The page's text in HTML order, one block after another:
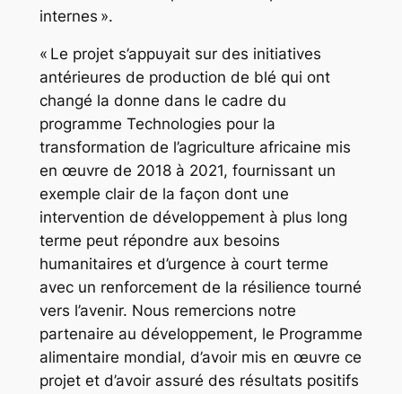
internes ».
« Le projet s’appuyait sur des initiatives
antérieures de production de blé qui ont
changé la donne dans le cadre du
programme Technologies pour la
transformation de l’agriculture africaine mis
en œuvre de 2018 à 2021, fournissant un
exemple clair de la façon dont une
intervention de développement à plus long
terme peut répondre aux besoins
humanitaires et d’urgence à court terme
avec un renforcement de la résilience tourné
vers l’avenir. Nous remercions notre
partenaire au développement, le Programme
alimentaire mondial, d’avoir mis en œuvre ce
projet et d’avoir assuré des résultats positifs